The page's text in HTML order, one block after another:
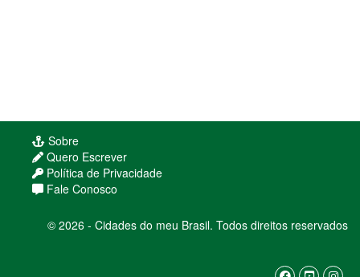
Sobre
Quero Escrever
Política de Privacidade
Fale Conosco
© 2026 - Cidades do meu Brasil. Todos direitos reservados